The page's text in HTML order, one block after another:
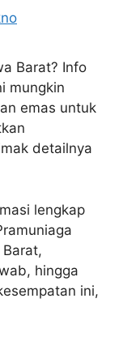
Barat? Info
mungkin
emas untuk
detailnya
lengkap
hingga
ini,